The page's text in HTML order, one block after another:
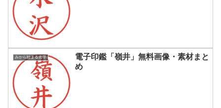
みから始まる名字
電子印鑑「嶺井」無料画像・素材まと
め